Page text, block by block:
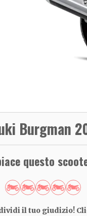
Burgman
questo
il tuo giudizio!